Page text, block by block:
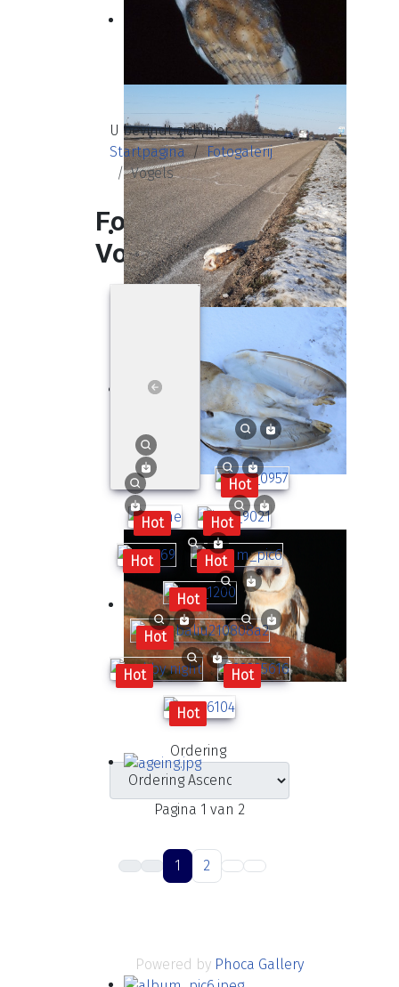
U bevindt zich hier:
Startpagina
Fotogalerij
Vogels
Fotogalerij -
Vogels
Hot
Hot Hot
Hot Hot
Hot
Hot
Hot Hot
Hot
Ordering
Pagina 1 van 2
1 2
Powered by Phoca Gallery